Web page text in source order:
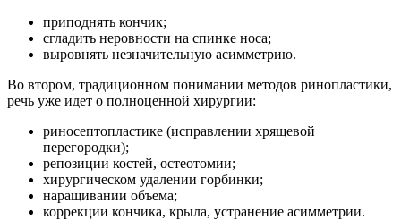
приподнять кончик;
сгладить неровности на спинке носа;
выровнять незначительную асимметрию.
Во втором, традиционном понимании методов ринопластики,
речь уже идет о полноценной хирургии:
риносептопластике (исправлении хрящевой
перегородки);
репозиции костей, остеотомии;
хирургическом удалении горбинки;
наращивании объема;
коррекции кончика, крыла, устранение асимметрии.